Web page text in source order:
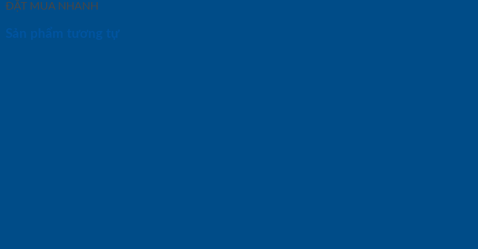
ĐẶT MUA NHANH
Sản phẩm tương tự